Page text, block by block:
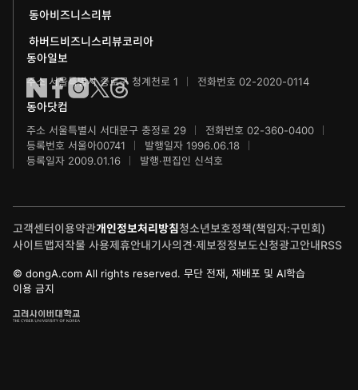
어린이과학동아
수학동아
어린이수학동아
IT동아
동아무용콩쿠르
동아주니어음악콩쿠르
동아주니어국악콩쿠르
동아마라톤
동아연극상
제주 국제사진공모전
화정평화재단
하서학술재단
동아비즈니스리뷰
하버드비즈니스리뷰코리아
동아일보
주소 서울특별시 종로구 청계천로 1 전화번호 02-2020-0114
동아닷컴
주소 서울특별시 서대문구 충정로 29
전화번호 02-360-0400
등록번호 서울아00741
발행일자 1996.06.18
등록일자 2009.01.16
발행·편집인 신석호
고객센터이용약관개인정보처리방침청소년보호정책(책임자:구민회)
사이트맵저작물 사용제휴안내기사의견·제보정정보도신청광고안내RSS
© dongA.com All rights reserved. 무단 전재, 재배포 및 AI학습
이용 금지